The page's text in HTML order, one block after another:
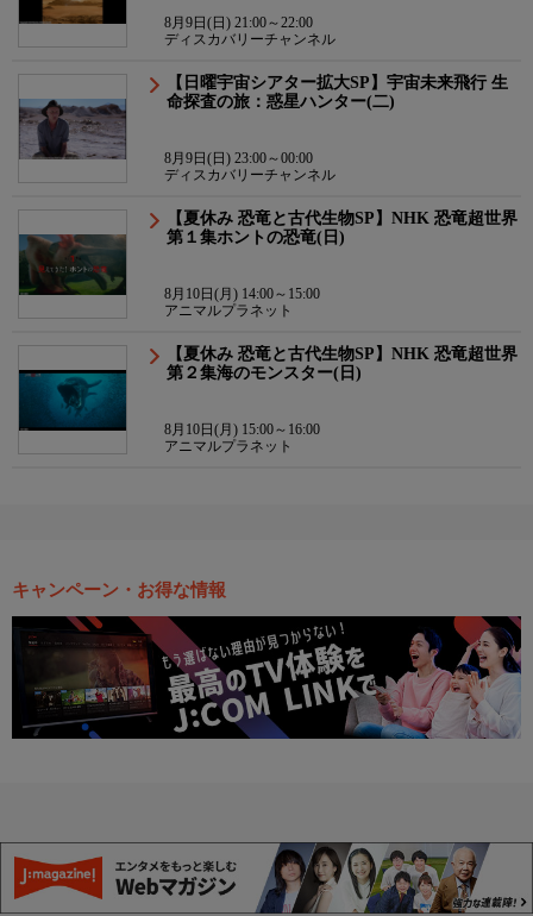
8月9日(日) 21:00～22:00
ディスカバリーチャンネル
【日曜宇宙シアター拡大SP】宇宙未来飛行 生
命探査の旅：惑星ハンター(二)
8月9日(日) 23:00～00:00
ディスカバリーチャンネル
【夏休み 恐竜と古代生物SP】NHK 恐竜超世界
第１集ホントの恐竜(日)
8月10日(月) 14:00～15:00
アニマルプラネット
【夏休み 恐竜と古代生物SP】NHK 恐竜超世界
第２集海のモンスター(日)
8月10日(月) 15:00～16:00
アニマルプラネット
キャンペーン・お得な情報